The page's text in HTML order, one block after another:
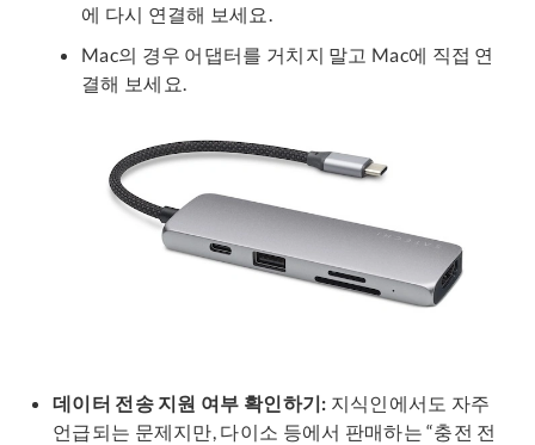
에 다시 연결해 보세요.
Mac의 경우 어댑터를 거치지 말고 Mac에 직접 연
결해 보세요.
데이터 전송 지원 여부 확인하기: 지식인에서도 자주
언급되는 문제지만, 다이소 등에서 판매하는 “충전 전